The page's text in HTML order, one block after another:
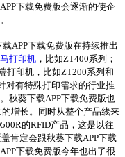
载APP下载免费版会逐渐的使企
APP下载免费版在持续推出
打印机 ，比如ZT400系列；
打印机，比如ZT200系列和
针对有特殊打印需求的行业推
。秋葵下载APP下载免费版也
长。同时从整个产品线来
的RFID产品，这是以往
覆盖肯定会跟秋葵下载APP下载
APP下载免费版今年也出了很